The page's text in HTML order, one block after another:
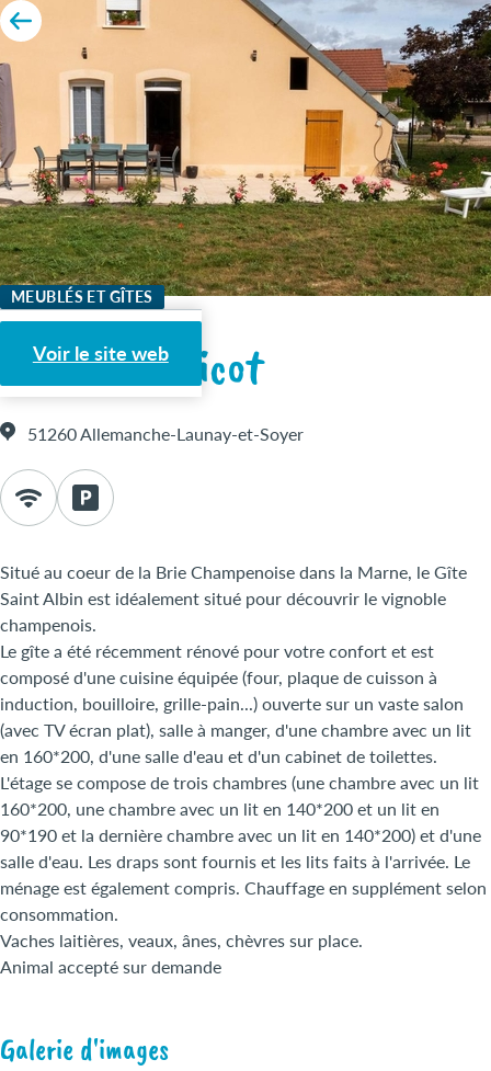
MEUBLÉS ET GÎTES
Voir le site web
Gîte Coquelicot
51260 Allemanche-Launay-et-Soyer
Situé au coeur de la Brie Champenoise dans la Marne, le Gîte
Saint Albin est idéalement situé pour découvrir le vignoble
champenois.
Le gîte a été récemment rénové pour votre confort et est
composé d'une cuisine équipée (four, plaque de cuisson à
induction, bouilloire, grille-pain...) ouverte sur un vaste salon
(avec TV écran plat), salle à manger, d'une chambre avec un lit
en 160*200, d'une salle d'eau et d'un cabinet de toilettes.
L'étage se compose de trois chambres (une chambre avec un lit
160*200, une chambre avec un lit en 140*200 et un lit en
90*190 et la dernière chambre avec un lit en 140*200) et d'une
salle d'eau. Les draps sont fournis et les lits faits à l'arrivée. Le
ménage est également compris. Chauffage en supplément selon
consommation.
Vaches laitières, veaux, ânes, chèvres sur place.
Animal accepté sur demande
Galerie d'images